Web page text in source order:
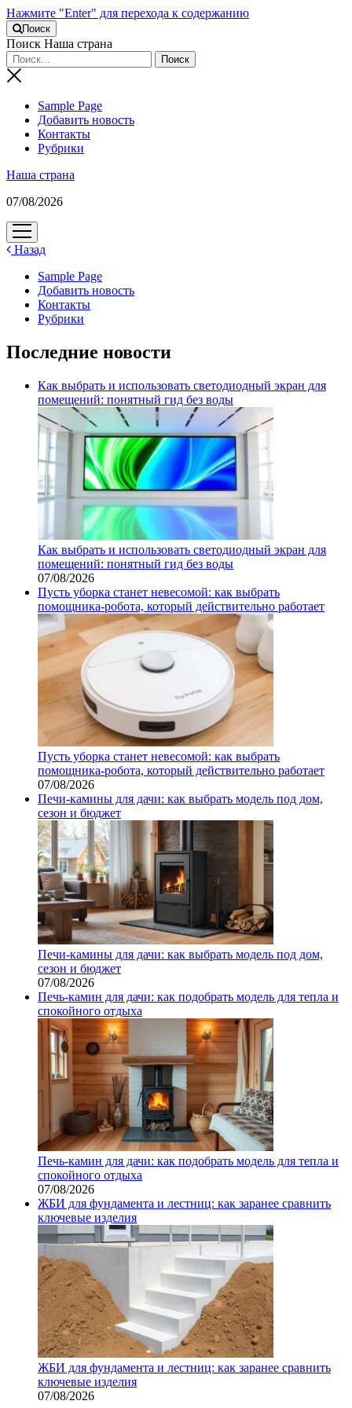
Нажмите "Enter" для перехода к содержанию
Поиск
Поиск Наша страна
Sample Page
Добавить новость
Контакты
Рубрики
Наша страна
07/08/2026
открыть
меню
Назад
Sample Page
Добавить новость
Контакты
Рубрики
Последние новости
Как выбрать и использовать светодиодный экран для
помещений: понятный гид без воды
Как выбрать и использовать светодиодный экран для
помещений: понятный гид без воды
07/08/2026
Пусть уборка станет невесомой: как выбрать
помощника‑робота, который действительно работает
Пусть уборка станет невесомой: как выбрать
помощника‑робота, который действительно работает
07/08/2026
Печи-камины для дачи: как выбрать модель под дом,
сезон и бюджет
Печи-камины для дачи: как выбрать модель под дом,
сезон и бюджет
07/08/2026
Печь-камин для дачи: как подобрать модель для тепла и
спокойного отдыха
Печь-камин для дачи: как подобрать модель для тепла и
спокойного отдыха
07/08/2026
ЖБИ для фундамента и лестниц: как заранее сравнить
ключевые изделия
ЖБИ для фундамента и лестниц: как заранее сравнить
ключевые изделия
07/08/2026